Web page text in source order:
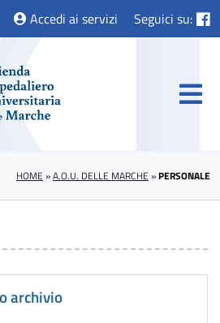
Accedi ai servizi Seguici su:
HOME »A.O.U. DELLE MARCHE »PERSONALE
archivio